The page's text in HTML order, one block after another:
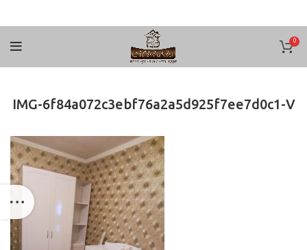
0
IMG-6f84a072c3ebf76a2a5d925f7ee7d0c1-V